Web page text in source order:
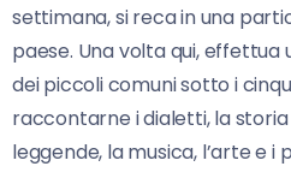
settimana, si reca in una
paese. Una volta qui,
dei piccoli comuni sotto i
raccontarne i dialetti, la storia
leggende, la musica, l’arte e i